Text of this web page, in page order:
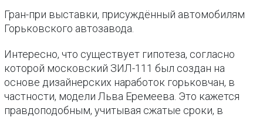
Гран-при выставки, присуждённый автомобилям
Горьковского автозавода.
Интересно, что существует гипотеза, согласно
которой московский ЗИЛ-111 был создан на
основе дизайнерских наработок горьковчан, в
частности, модели Льва Еремеева. Это кажется
правдоподобным, учитывая сжатые сроки, в